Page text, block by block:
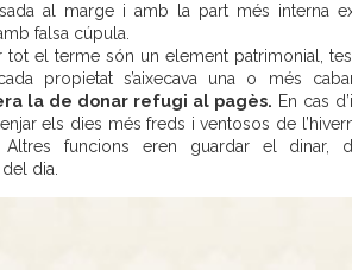
al marge i amb la part més interna
falsa cúpula.
tot el terme són un element patrimonial,
propietat s’aixecava una o més
la de donar refugi al pagès. En cas
els dies més freds i ventosos de
Altres funcions eren guardar el dinar,
dia.